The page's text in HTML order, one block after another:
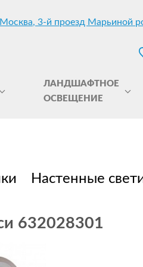
Москва, 3-й проезд Марьиной
ЛАНДШАФТНОЕ
ОСВЕЩЕНИЕ
Настенные
632028301